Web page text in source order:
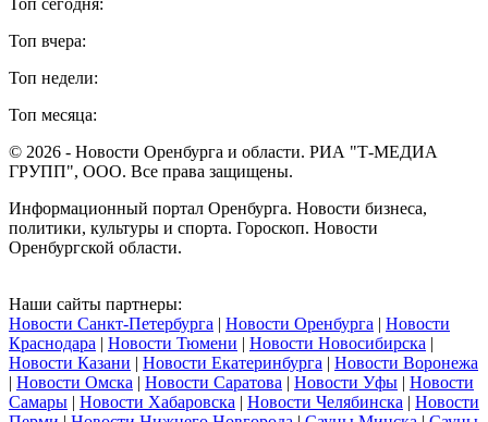
Топ вчера:
Топ недели:
Топ месяца:
© 2026 - Новости Оренбурга и области. РИА "Т-МЕДИА
ГРУПП", ООО. Все права защищены.
Информационный портал Оренбурга. Новости бизнеса,
политики, культуры и спорта. Гороскоп. Новости
Оренбургской области.
Наши сайты партнеры:
Новости Санкт-Петербурга | Новости Оренбурга | Новости
Краснодара | Новости Тюмени | Новости Новосибирска |
Новости Казани | Новости Екатеринбурга | Новости Воронежа
| Новости Омска | Новости Саратова | Новости Уфы | Новости
Самары | Новости Хабаровска | Новости Челябинска | Новости